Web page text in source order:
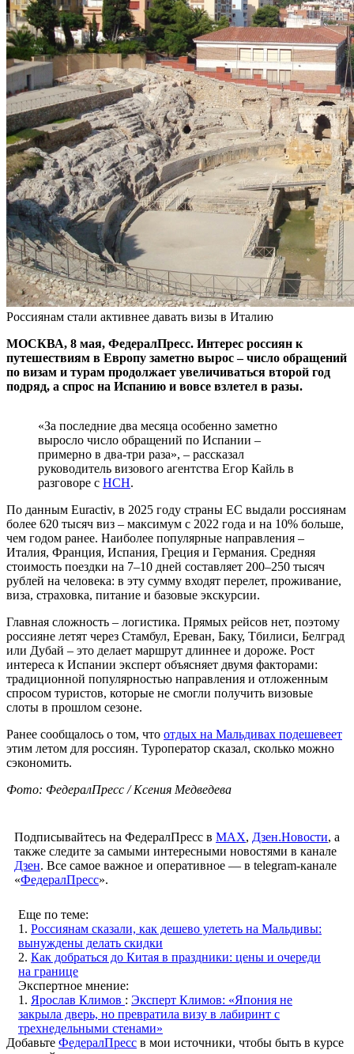
Россиянам стали активнее давать визы в Италию
МОСКВА, 8 мая, ФедералПресс. Интерес россиян к
путешествиям в Европу заметно вырос – число обращений
по визам и турам продолжает увеличиваться второй год
подряд, а спрос на Испанию и вовсе взлетел в разы.
«За последние два месяца особенно заметно
выросло число обращений по Испании –
примерно в два-три раза», – рассказал
руководитель визового агентства Егор Кайль в
разговоре с НСН.
По данным Euractiv, в 2025 году страны ЕС выдали россиянам
более 620 тысяч виз – максимум с 2022 года и на 10% больше,
чем годом ранее. Наиболее популярные направления –
Италия, Франция, Испания, Греция и Германия. Средняя
стоимость поездки на 7–10 дней составляет 200–250 тысяч
рублей на человека: в эту сумму входят перелет, проживание,
виза, страховка, питание и базовые экскурсии.
Главная сложность – логистика. Прямых рейсов нет, поэтому
россияне летят через Стамбул, Ереван, Баку, Тбилиси, Белград
или Дубай – это делает маршрут длиннее и дороже. Рост
интереса к Испании эксперт объясняет двумя факторами:
традиционной популярностью направления и отложенным
спросом туристов, которые не смогли получить визовые
слоты в прошлом сезоне.
Ранее сообщалось о том, что отдых на Мальдивах подешевеет
этим летом для россиян. Туроператор сказал, сколько можно
сэкономить.
Фото: ФедералПресс / Ксения Медведева
Подписывайтесь на ФедералПресс в МАХ, Дзен.Новости, а
также следите за самыми интересными новостями в канале
Дзен. Все самое важное и оперативное — в telegram-канале
«ФедералПресс».
Еще по теме:
1. Россиянам сказали, как дешево улететь на Мальдивы:
вынуждены делать скидки
2. Как добраться до Китая в праздники: цены и очереди
на границе
Экспертное мнение:
1. Ярослав Климов : Эксперт Климов: «Япония не
закрыла дверь, но превратила визу в лабиринт с
трехнедельными стенами»
Добавьте ФедералПресс в мои источники, чтобы быть в курсе